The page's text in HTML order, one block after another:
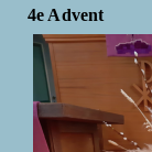
4e Advent